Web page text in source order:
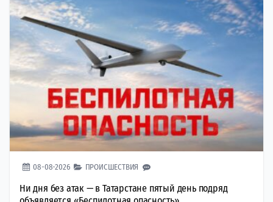
08-08-2026 ПРОИСШЕСТВИЯ
Ни дня без атак — в Татарстане пятый день подряд